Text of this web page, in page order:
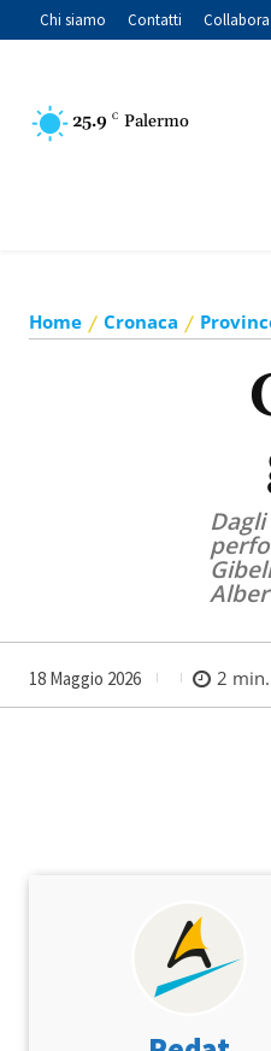
Chi siamo Contatti
25.9 C Palermo
Home Cronaca
18 Maggio 2026 2